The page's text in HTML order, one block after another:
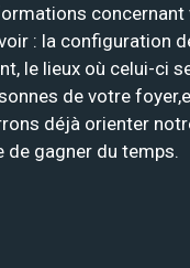
concernant
: la configuration
le lieux où celui-ci
de votre
déjà orienter
de gagner du temps.